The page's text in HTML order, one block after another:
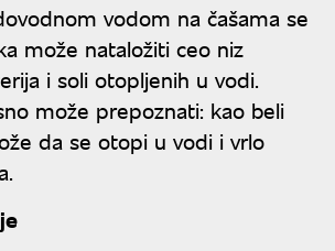
vodom na čašama se
može nataložiti ceo niz
i soli otopljenih u vodi.
može prepoznati: kao beli
da se otopi u vodi i vrlo